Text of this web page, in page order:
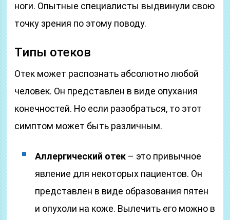
ноги. Опытные специалисты выдвинули свою
точку зрения по этому поводу.
Типы отеков
Отек может распознать абсолютно любой
человек. Он представлен в виде опухания
конечностей. Но если разобраться, то этот
симптом может быть различным.
Аллергический отек – это привычное
явление для некоторых пациентов. Он
представлен в виде образования пятен
и опухоли на коже. Вылечить его можно в